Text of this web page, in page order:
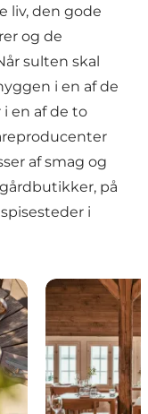
liv, den gode
og de
sulten skal
i en af de
en af de to
af smag og
på
i
Restauranter